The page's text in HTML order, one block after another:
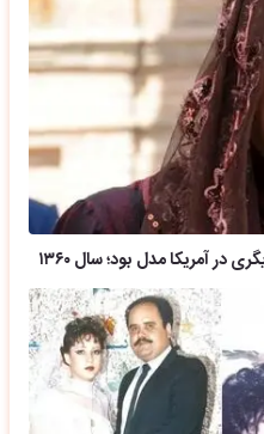
در آمریکا مدل بود؛ سال ۱۳۶۰